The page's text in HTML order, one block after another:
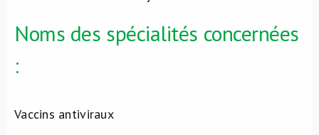
Noms des spécialités concernées
:
Vaccins antiviraux